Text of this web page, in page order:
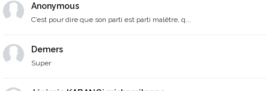
Anonymous
C’est pour dire que son parti est parti malêtre, q...
Demers
Super